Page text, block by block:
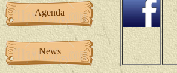
Agenda
News